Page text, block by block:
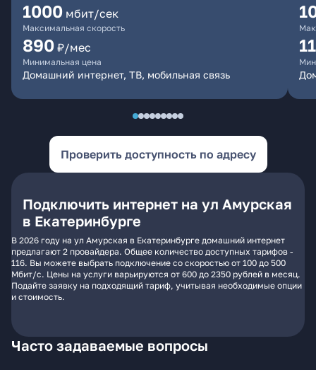
1000 мбит/сек
Максимальная скорость
890 ₽/мес
Минимальная цена
Домашний интернет, ТВ, мобильная связь
Проверить доступность по адресу
Подключить интернет на ул Амурская
в Екатеринбурге
В 2026 году на ул Амурская в Екатеринбурге домашний интернет
предлагают 2 провайдера. Общее количество доступных тарифов -
116. Вы можете выбрать подключение со скоростью от 100 до 500
Мбит/с. Цены на услуги варьируются от 600 до 2350 рублей в месяц.
Подайте заявку на подходящий тариф, учитывая необходимые опции
и стоимость.
Часто задаваемые вопросы